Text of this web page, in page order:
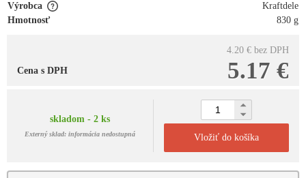
Výrobca
Kraftdele
Hmotnosť
830 g
4.20 € bez DPH
5.17 €
Cena s DPH
skladom - 2 ks
Externý sklad: informácia nedostupná Vložiť do košíka